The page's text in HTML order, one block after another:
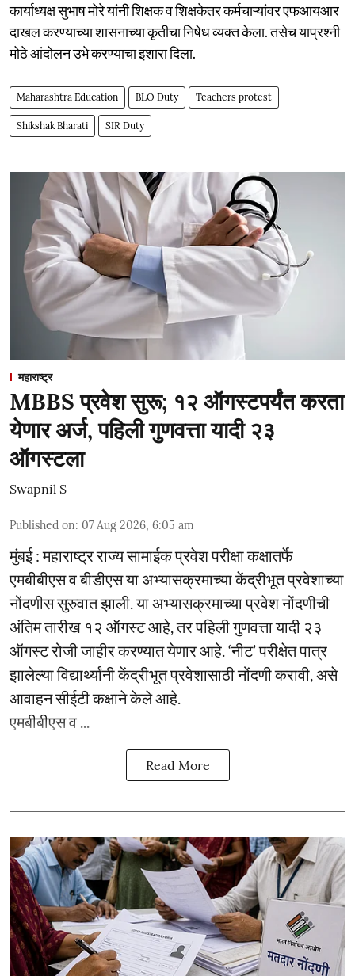
कार्याध्यक्ष सुभाष मोरे यांनी शिक्षक व शिक्षकेतर कर्मचाऱ्यांवर एफआयआर
दाखल करण्याच्या शासनाच्या कृतीचा निषेध व्यक्त केला. तसेच याप्रश्नी
मोठे आंदोलन उभे करण्याचा इशारा दिला.
Maharashtra Education BLO Duty Teachers protest
Shikshak Bharati SIR Duty
महाराष्ट्र
MBBS प्रवेश सुरू; १२ ऑगस्टपर्यंत करता
येणार अर्ज, पहिली गुणवत्ता यादी २३
ऑगस्टला
Swapnil S
Published on: 07 Aug 2026, 6:05 am
मुंबई : महाराष्ट्र राज्य सामाईक प्रवेश परीक्षा कक्षातर्फे
एमबीबीएस व बीडीएस या अभ्यासक्रमाच्या केंद्रीभूत प्रवेशाच्या
नोंदणीस सुरुवात झाली. या अभ्यासक्रमाच्या प्रवेश नोंदणीची
अंतिम तारीख १२ ऑगस्ट आहे, तर पहिली गुणवत्ता यादी २३
ऑगस्ट रोजी जाहीर करण्यात येणार आहे. ‘नीट’ परीक्षेत पात्र
झालेल्या विद्यार्थ्यांनी केंद्रीभूत प्रवेशासाठी नोंदणी करावी, असे
आवाहन सीईटी कक्षाने केले आहे.
एमबीबीएस व ...
Read More